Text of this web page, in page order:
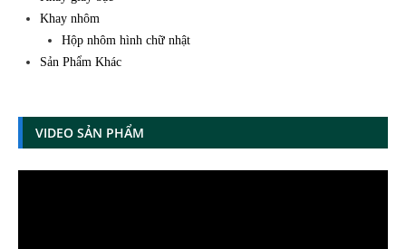
Khay nhôm
Hộp nhôm hình chữ nhật
Sản Phẩm Khác
VIDEO SẢN PHẨM